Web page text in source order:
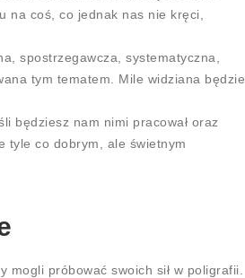
na coś, co jednak nas nie kręci,
spostrzegawcza, systematyczna,
tym tematem. Mile widziana będzie
będziesz nam nimi pracował oraz
tyle co dobrym, ale świetnym
mogli próbować swoich sił w poligrafii.